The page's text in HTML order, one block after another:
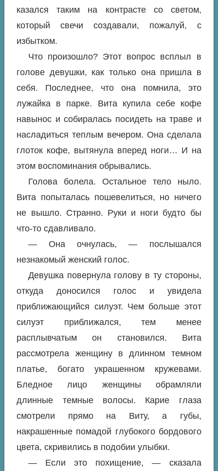
казался таким на контрасте со светом,
который свечи создавали, пожалуй, с
избытком.
Что произошло? Этот вопрос всплыл в
голове девушки, как только она пришла в
себя. Последнее, что она помнила, это
лужайка в парке. Вита купила себе кофе
навынос и собиралась посидеть на траве и
насладиться теплым вечером. Она сделала
глоток кофе, вытянула вперед ноги… И на
этом воспоминания обрывались.
Голова болела. Остальное тело ныло.
Вита попыталась пошевелиться, но ничего
не вышло. Странно. Руки и ноги будто бы
что-то сдавливало.
— Она очнулась, — послышался
незнакомый женский голос.
Девушка повернула голову в ту стороны,
откуда доносился голос и увидела
приближающийся силуэт. Чем больше этот
силуэт приближался, тем менее
расплывчатым он становился. Вита
рассмотрела женщину в длинном темном
платье, богато украшенном кружевами.
Бледное лицо женщины обрамляли
длинные темные волосы. Карие глаза
смотрели прямо на Виту, а губы,
накрашенные помадой глубокого бордового
цвета, скривились в подобии улыбки.
— Если это похищение, — сказала